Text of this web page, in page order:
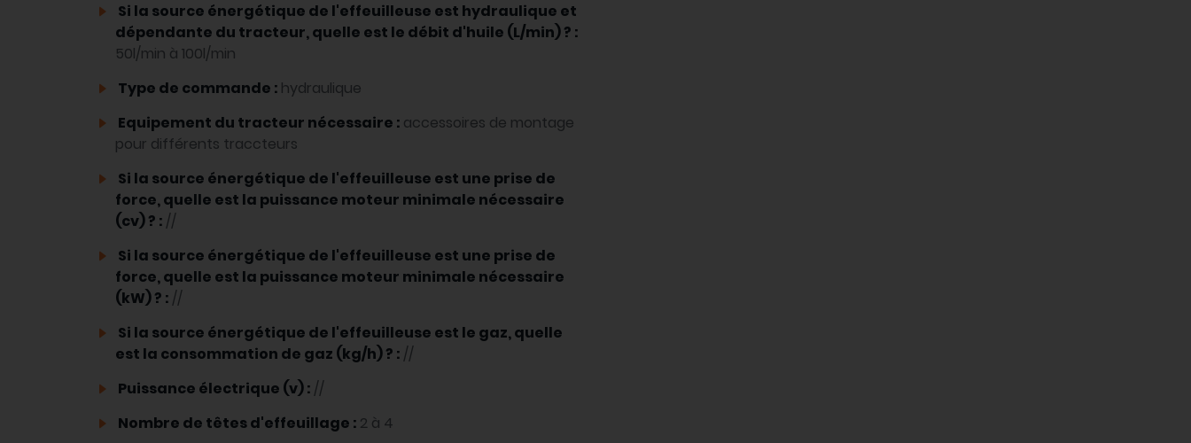
Si la source énergétique de l'effeuilleuse est hydraulique et
dépendante du tracteur, quelle est le débit d'huile (L/min) ? :
50l/min à 100l/min
Type de commande : hydraulique
Equipement du tracteur nécessaire : accessoires de montage
pour différents traccteurs
Si la source énergétique de l'effeuilleuse est une prise de
force, quelle est la puissance moteur minimale nécessaire
(cv) ? : //
Si la source énergétique de l'effeuilleuse est une prise de
force, quelle est la puissance moteur minimale nécessaire
(kW) ? : //
Si la source énergétique de l'effeuilleuse est le gaz, quelle
est la consommation de gaz (kg/h) ? : //
Puissance électrique (v) : //
Nombre de têtes d'effeuillage : 2 à 4